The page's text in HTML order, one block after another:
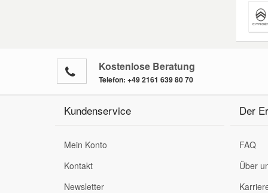
Kostenlose Beratung
Telefon: +49 2161 639 80 70
Kundenservice
Mein Konto
Kontakt
Newsletter
Der
FAQ
Über
Toyota Ersatzteile
Volvo Ersatzteile